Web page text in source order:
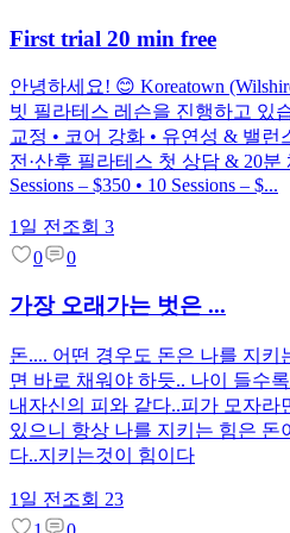
First trial 20 min free
안녕하세요! 😊 Koreatown
빗 필라테스 레슨을 진행하고 있
교정 • 코어 강화 • 유연성 & 밸런
전·산후 필라테스 첫 상담 & 20분
Sessions – $350 • 10 Sessions – $...
1일 전 조회 3
0
0
가장 오래가는 벗은 ...
돈.... 어떤 경우도 돈은 나를 지
면 바로 채워야 하듯.. 나이 들수
내자신의 피와 같다..피가 모자라
있으니 항상 나를 지키는 힘은 돈
다..지키는것이 힘이다
1일 전 조회 23